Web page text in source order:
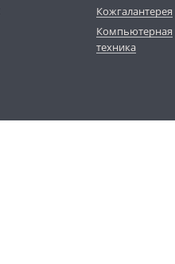
Кожгалантерея
Компьютерная
техника